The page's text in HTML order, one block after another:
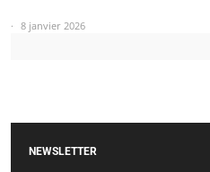
8 janvier 2026
NEWSLETTER